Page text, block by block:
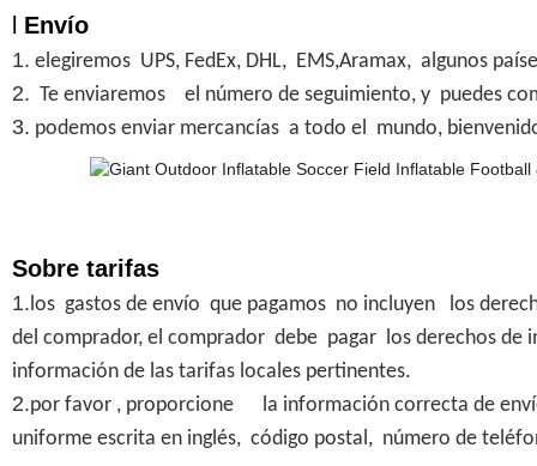
Envío
1. elegiremos UPS, FedEx, DHL, EMS,Aramax, algunos
2. Te enviaremos el número de seguimiento, y puedes
3. podemos enviar mercancías a todo el mundo,
Sobre tarifas
1.los gastos de envío que pagamos no incluyen
los
del comprador, el comprador debe pagar los derechos de
información de las tarifas locales pertinentes.
2.por favor , proporcione la información correcta de
uniforme escrita en inglés, código postal, número de